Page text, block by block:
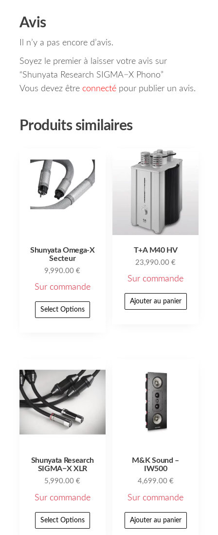
Avis
Il n’y a pas encore d’avis.
Soyez le premier à laisser votre avis sur
“Shunyata Research SIGMA−X Phono”
Vous devez être connecté pour publier un avis.
Produits similaires
Shunyata Omega‑X
Secteur
9,990.00€
Sur commande
Select Options
T+A M40 HV
23,990.00€
Sur commande
Ajouter au panier
Shunyata Research
SIGMA−X XLR
5,990.00€
Sur commande
Select Options
M&K Sound –
IW500
4,699.00 €
Sur commande
Ajouter au panier